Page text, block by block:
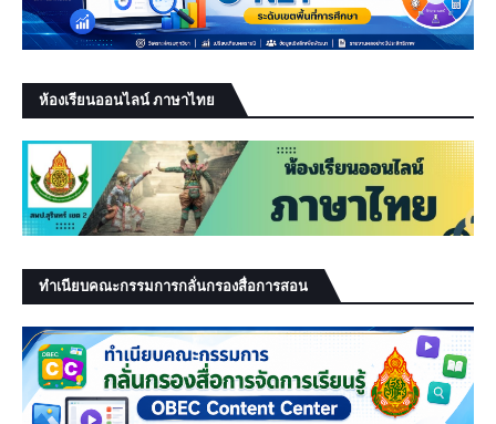
ห้องเรียนออนไลน์ ภาษาไทย
ทำเนียบคณะกรรมการกลั่นกรองสื่อการสอน